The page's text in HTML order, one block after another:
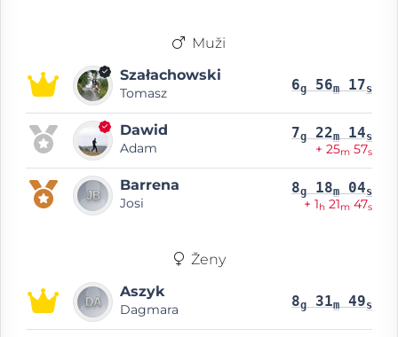
Muži
Szałachowski
Tomasz 6g 56m 17s
Dawid
Adam
7g 22m 14s
+ 25m 57s
Barrena
Josi
8g 18m 04s
+ 1h 21m 47s
Ženy
Aszyk
Dagmara 8g 31m 49s